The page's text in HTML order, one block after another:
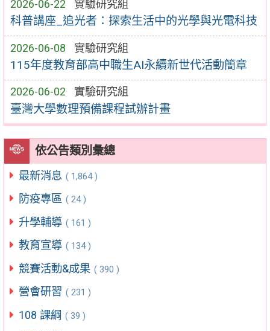
2026-06-22 實驗研究組
科普講座_追光者：探索生活中的光學與光電科技
2026-06-08 實驗研究組
115年度教育部高中職生AI永續新世代活動簡章
2026-06-02 實驗研究組
臺灣大學數理預備課程試辦計畫
依公告類別彙總
最新消息 ( 1,864 )
防疫專區 ( 24 )
升學輔導 ( 161 )
教育宣導 ( 134 )
競賽活動&成果 ( 390 )
營會研習 ( 231 )
108 課綱 ( 39 )